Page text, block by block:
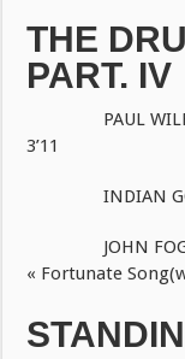
THE
PART. IV
PAUL
3’11
INDIAN GOAT
JOHN
« Fortunate